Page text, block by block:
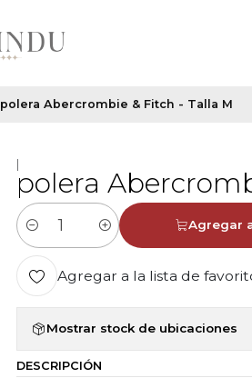
polera Abercrombie & Fitch - Talla M
polera
Cantidad
Agregar
Agregar a la lista de
Mostrar stock de ubicaciones
DESCRIPCIÓN